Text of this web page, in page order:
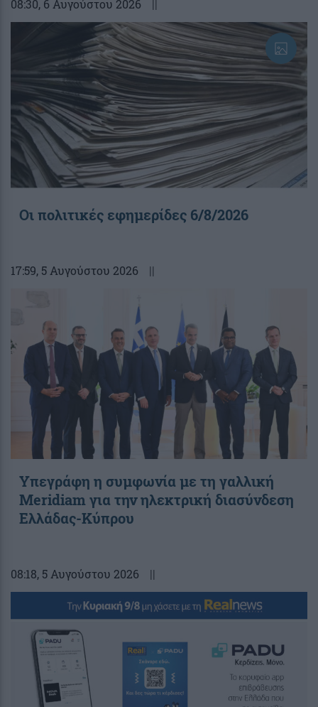
08:30, 6 Αυγούστου 2026
Οι πολιτικές εφημερίδες 6/8/2026
17:59, 5 Αυγούστου 2026 ||
Υπεγράφη η συμφωνία με τη γαλλική
Meridiam για την ηλεκτρική διασύνδεση
Ελλάδας-Κύπρου
08:18, 5 Αυγούστου 2026 ||